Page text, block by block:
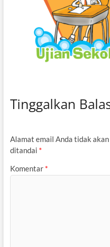
Tinggalkan
Alamat email Anda tidak
ditandai *
Komentar *